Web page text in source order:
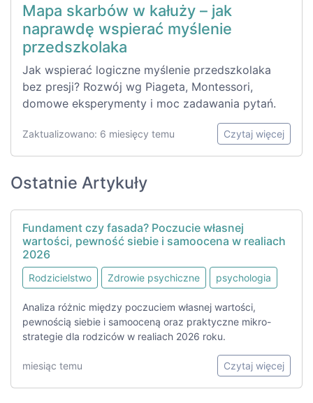
Mapa skarbów w kałuży – jak
naprawdę wspierać myślenie
przedszkolaka
Jak wspierać logiczne myślenie przedszkolaka
bez presji? Rozwój wg Piageta, Montessori,
domowe eksperymenty i moc zadawania pytań.
Zaktualizowano: 6 miesięcy temu Czytaj więcej
Ostatnie Artykuły
Fundament czy fasada? Poczucie własnej
wartości, pewność siebie i samoocena w realiach
2026
Rodzicielstwo Zdrowie psychiczne psychologia
Analiza różnic między poczuciem własnej wartości,
pewnością siebie i samooceną oraz praktyczne mikro-
strategie dla rodziców w realiach 2026 roku.
miesiąc temu Czytaj więcej